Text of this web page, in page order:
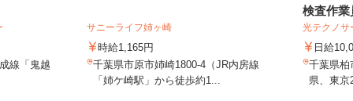
線「鬼越
サニーライフ姉ヶ崎
時給1,165円
千葉県市原市姉崎1800-4（JR内房線
「姉ケ崎駅」から徒歩約1...
検査作業
光テクノサ
日給
千葉県柏
県、東